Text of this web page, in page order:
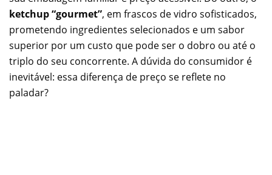
ketchup “gourmet”, em frascos de vidro sofisticados,
prometendo ingredientes selecionados e um sabor
superior por um custo que pode ser o dobro ou até o
triplo do seu concorrente. A dúvida do consumidor é
inevitável: essa diferença de preço se reflete no
paladar?